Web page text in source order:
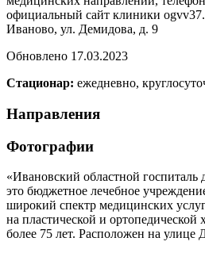
официальный сайт клиники
Иваново, ул. Демидова, д. 9
Обновлено 17.03.2023
Стационар: ежедневно,
Направления
Фотографии
«Ивановский областной
это бюджетное лечебное
широкий спектр медицинских
на пластической и ортопедической
более 75 лет. Расположен на улице